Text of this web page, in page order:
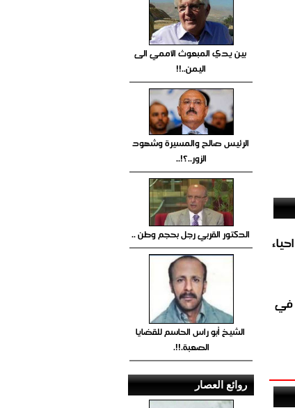
في احياء
في
بين يدي المبعوث الأممي الى
اليمن..!!
الرئيس صالح والمسيرة وشهود
الزور..؟!..
الدكتور القربي رجل بحجم وطن ..
الشيخ أبو راس الحاسم للقضايا
الصعبة.!!.
روائع العصار